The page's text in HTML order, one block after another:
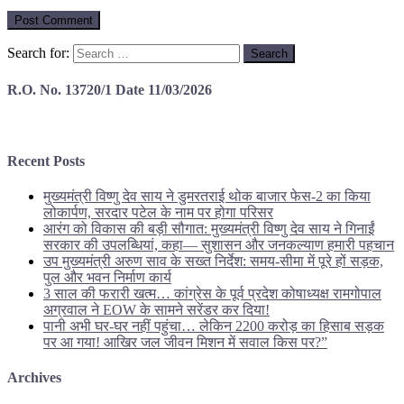
Search for:
R.O. No. 13720/1 Date 11/03/2026
Recent Posts
मुख्यमंत्री विष्णु देव साय ने डुमरतराई थोक बाजार फेस-2 का किया
लोकार्पण, सरदार पटेल के नाम पर होगा परिसर
आरंग को विकास की बड़ी सौगात: मुख्यमंत्री विष्णु देव साय ने गिनाईं
सरकार की उपलब्धियां, कहा— सुशासन और जनकल्याण हमारी पहचान
उप मुख्यमंत्री अरुण साव के सख्त निर्देश: समय-सीमा में पूरे हों सड़क,
पुल और भवन निर्माण कार्य
3 साल की फरारी खत्म… कांग्रेस के पूर्व प्रदेश कोषाध्यक्ष रामगोपाल
अग्रवाल ने EOW के सामने सरेंडर कर दिया!
पानी अभी घर-घर नहीं पहुंचा… लेकिन 2200 करोड़ का हिसाब सड़क
पर आ गया! आखिर जल जीवन मिशन में सवाल किस पर?”
Archives